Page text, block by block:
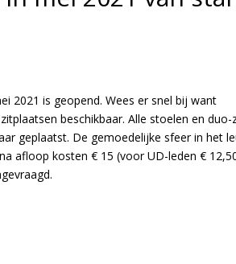
2021 is geopend. Wees er snel bij want
beschikbaar. Alle stoelen en duo-
geplaatst. De gemoedelijke sfeer in het
afloop kosten € 15 (voor UD-leden €